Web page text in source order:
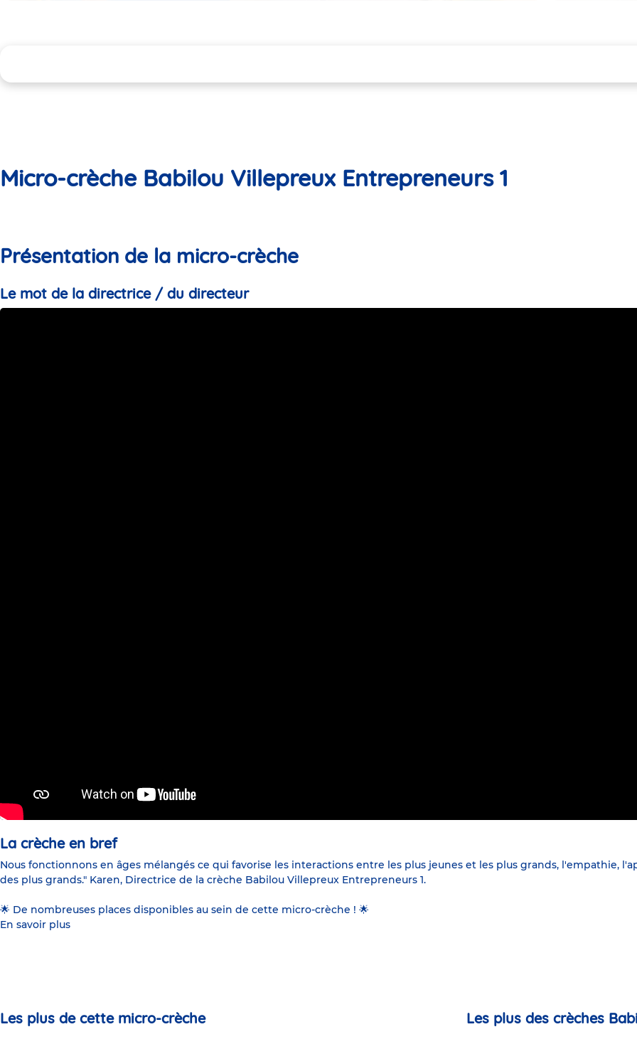
Micro-crèche Babilou Villepreux Entrepreneurs 1
Présentation de la micro-crèche
Le mot de la directrice / du directeur
La crèche en bref
Nous fonctionnons en âges mélangés ce qui favorise les interactions entre les plus jeunes et les plus grands, l'empathie,
des plus grands." Karen, Directrice de la crèche Babilou Villepreux Entrepreneurs 1.
🌟 De nombreuses places disponibles au sein de cette micro-crèche ! 🌟
En savoir plus
Les plus de cette micro-crèche Les plus des crèches